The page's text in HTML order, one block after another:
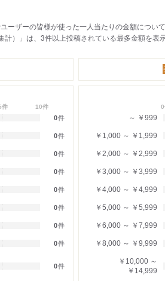
ーザーの皆様が使った一人当たりの金額につい
）」は、3件以上投稿されている最多金額を表示
件 10件
0件
0件
0件
0件
0件
0件
0件
0件
0件
～ ￥999
￥1,000 ～ ￥1,999
￥2,000 ～ ￥2,999
￥3,000 ～ ￥3,999
￥4,000 ～ ￥4,999
￥5,000 ～ ￥5,999
￥6,000 ～ ￥7,999
￥8,000 ～ ￥9,999
￥10,000 ～
￥14,999